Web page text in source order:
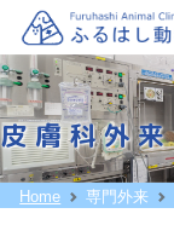
皮膚科外来
Home 専門外来